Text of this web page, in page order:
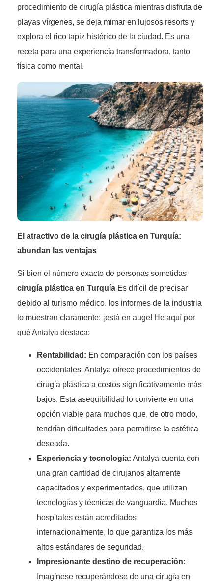
procedimiento de cirugía plástica mientras disfruta de
playas vírgenes, se deja mimar en lujosos resorts y
explora el rico tapiz histórico de la ciudad. Es una
receta para una experiencia transformadora, tanto
física como mental.
El atractivo de la cirugía plástica en Turquía:
abundan las ventajas
Si bien el número exacto de personas sometidas
cirugía plástica en Turquía Es difícil de precisar
debido al turismo médico, los informes de la industria
lo muestran claramente: ¡está en auge! He aquí por
qué Antalya destaca:
Rentabilidad: En comparación con los países
occidentales, Antalya ofrece procedimientos de
cirugía plástica a costos significativamente más
bajos. Esta asequibilidad lo convierte en una
opción viable para muchos que, de otro modo,
tendrían dificultades para permitirse la estética
deseada.
Experiencia y tecnología: Antalya cuenta con
una gran cantidad de cirujanos altamente
capacitados y experimentados, que utilizan
tecnologías y técnicas de vanguardia. Muchos
hospitales están acreditados
internacionalmente, lo que garantiza los más
altos estándares de seguridad.
Impresionante destino de recuperación:
Imagínese recuperándose de una cirugía en